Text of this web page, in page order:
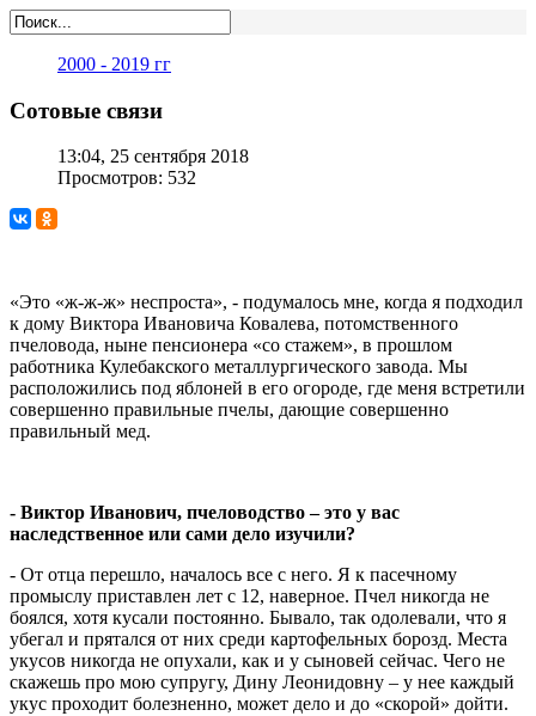
2000 - 2019 гг
Сотовые связи
13:04, 25 сентября 2018
Просмотров: 532
«Это «ж-ж-ж» неспроста», - подумалось мне, когда я подходил
к дому Виктора Ивановича Ковалева, потомственного
пчеловода, ныне пенсионера «со стажем», в прошлом
работника Кулебакского металлургического завода. Мы
расположились под яблоней в его огороде, где меня встретили
совершенно правильные пчелы, дающие совершенно
правильный мед.
- Виктор Иванович, пчеловодство – это у вас
наследственное или сами дело изучили?
- От отца перешло, началось все с него. Я к пасечному
промыслу приставлен лет с 12, наверное. Пчел никогда не
боялся, хотя кусали постоянно. Бывало, так одолевали, что я
убегал и прятался от них среди картофельных борозд. Места
укусов никогда не опухали, как и у сыновей сейчас. Чего не
скажешь про мою супругу, Дину Леонидовну – у нее каждый
укус проходит болезненно, может дело и до «скорой» дойти.